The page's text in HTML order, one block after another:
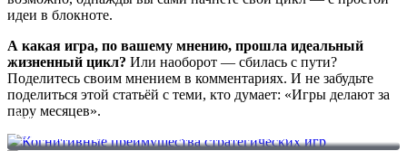
идеи в блокноте.
А какая игра, по вашему мнению, прошла идеальный
жизненный цикл? Или наоборот — сбилась с пути?
Поделитесь своим мнением в комментариях. И не забудьте
поделиться этой статьёй с теми, кто думает: «Игры делают за
пару месяцев».
Когнитивные преимущества стратегических игр
Роль игровых движков в современной индустрии